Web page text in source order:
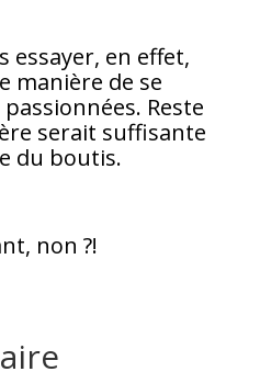
essayer, en effet,
manière de se
Reste
serait suffisante
du boutis.
non ?!